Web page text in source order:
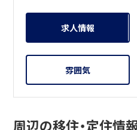
求人情報
雰囲気
周辺の移住・定住情